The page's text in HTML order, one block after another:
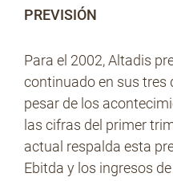
PREVISIÓN
Para el 2002, Altadis
continuado en sus tres
pesar de los
las cifras del primer
actual respalda esta
Ebitda y los ingresos